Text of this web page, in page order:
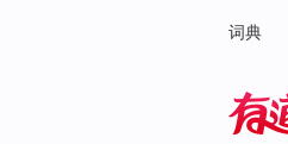
词典